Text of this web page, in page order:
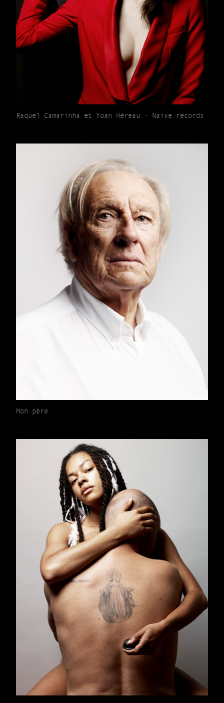
Raquel Camarinha et Yoan Héreau - Naive records
Mon père